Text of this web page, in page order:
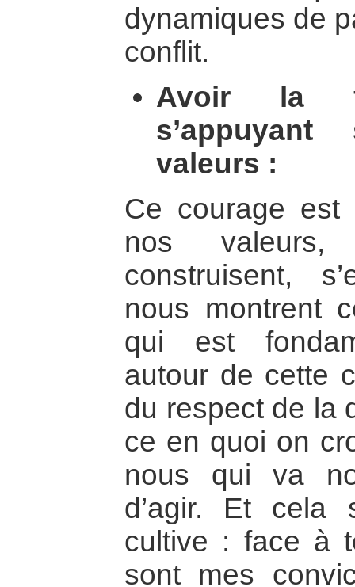
dynamiques de
conflit.
Avoir la
valeurs :
Ce courage
nos
construisent,
nous montrent
qui est
autour de cette
du respect de la
ce en quoi on
nous qui va
d’agir. Et cela
cultive : face à
sont mes